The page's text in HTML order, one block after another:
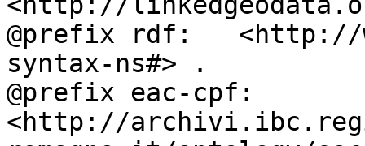
@prefix rdf:   <http://
syntax-ns#> .
@prefix eac-cpf:
<http://